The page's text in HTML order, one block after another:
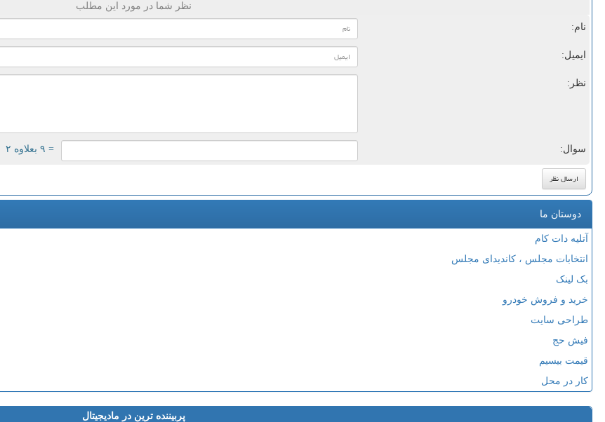
نظر شما در مورد این مطلب
نام:
ایمیل:
نظر:
سوال: = ۹ بعلاوه ۲
دوستان ما
آتلیه دات کام
انتخابات مجلس ، کاندیدای مجلس
بک لینک
خرید و فروش خودرو
طراحی سایت
فیش حج
قیمت بیسیم
کار در محل
پربیننده ترین در مادیجیتال